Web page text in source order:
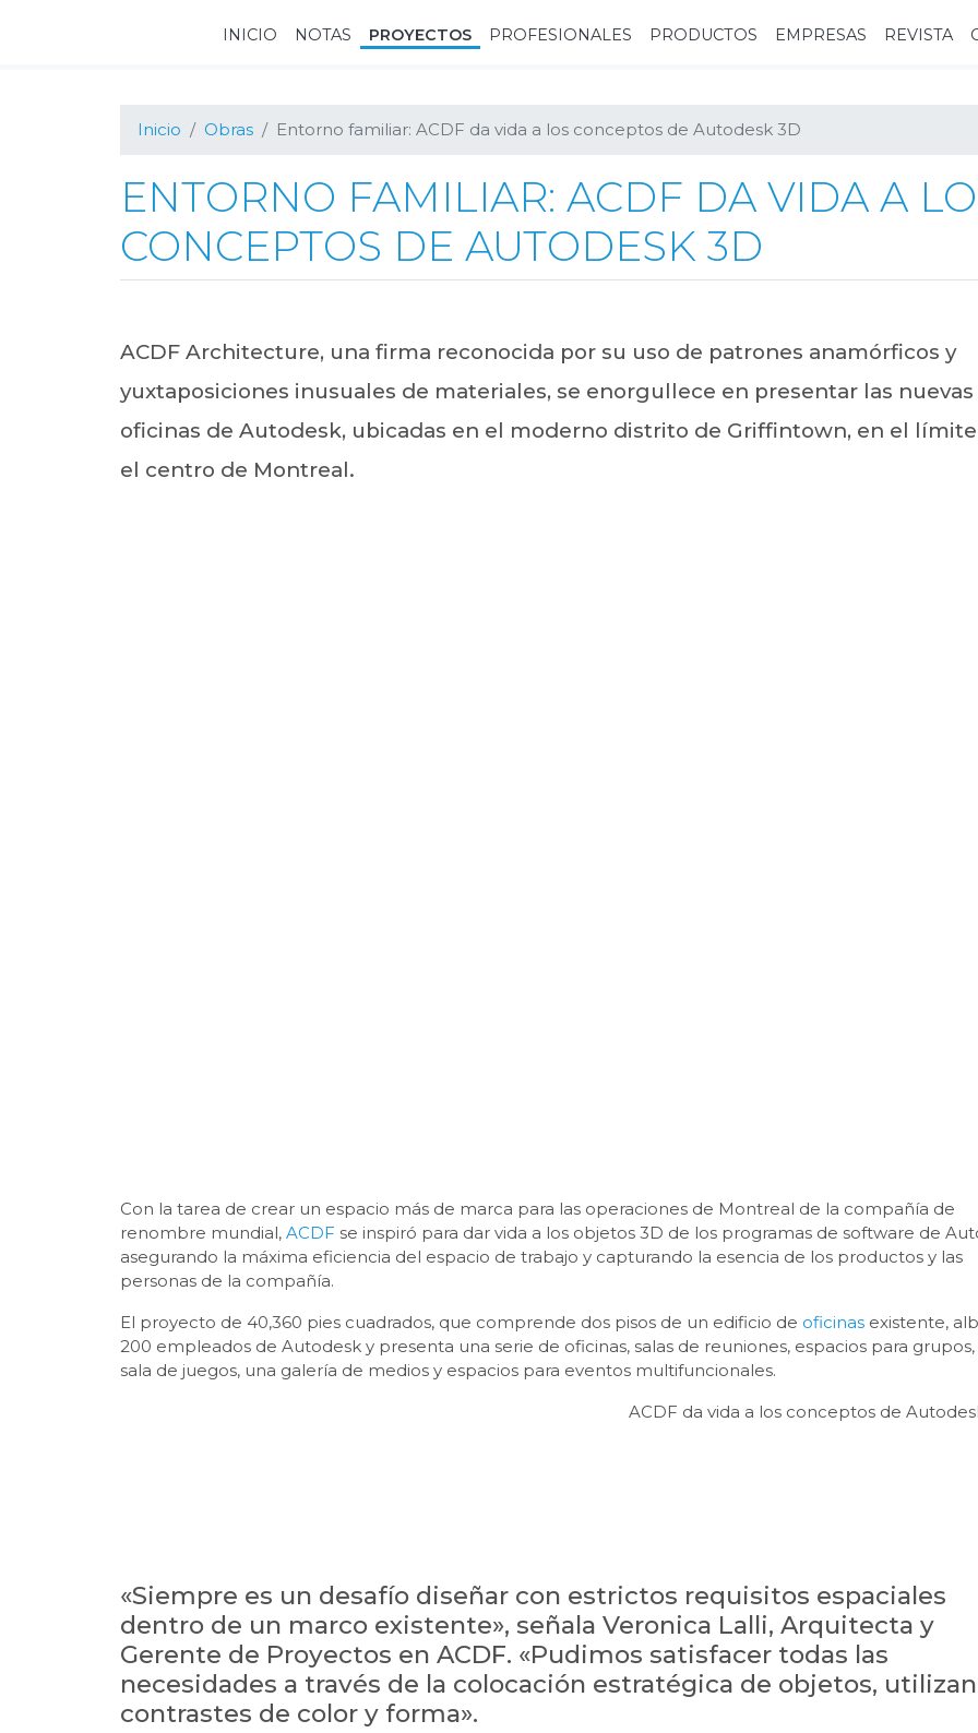
INICIO NOTAS PROYECTOS PROFESIONALES PRODUCTOS EMPRESAS REVISTA
Inicio Obras Entorno familiar: ACDF da vida a los conceptos de Autodesk 3D
ENTORNO FAMILIAR: ACDF DA VIDA A
CONCEPTOS DE AUTODESK 3D
ACDF Architecture, una firma reconocida por su uso de patrones anamórficos y
yuxtaposiciones inusuales de materiales, se enorgullece en presentar las nuevas
oficinas de Autodesk, ubicadas en el moderno distrito de Griffintown, en el
el centro de Montreal.
Con la tarea de crear un espacio más de marca para las operaciones de Montreal de la compañía de
renombre mundial, ACDF se inspiró para dar vida a los objetos 3D de los programas de software de
asegurando la máxima eficiencia del espacio de trabajo y capturando la esencia de los productos y las
personas de la compañía.
El proyecto de 40,360 pies cuadrados, que comprende dos pisos de un edificio de oficinas existente,
200 empleados de Autodesk y presenta una serie de oficinas, salas de reuniones, espacios para
sala de juegos, una galería de medios y espacios para eventos multifuncionales.
ACDF da vida a los conceptos de
«Siempre es un desafío diseñar con estrictos requisitos espaciales
dentro de un marco existente», señala Veronica Lalli, Arquitecta y
Gerente de Proyectos en ACDF. «Pudimos satisfacer todas las
necesidades a través de la colocación estratégica de objetos,
contrastes de color y forma».